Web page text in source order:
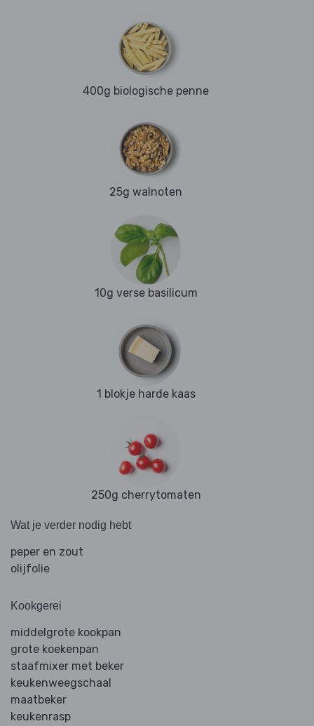
400g biologische penne
25g walnoten
10g verse basilicum
1 blokje harde kaas
250g cherrytomaten
Wat je verder nodig hebt
peper en zout
olijfolie
Kookgerei
middelgrote kookpan
grote koekenpan
staafmixer met beker
keukenweegschaal
maatbeker
keukenrasp